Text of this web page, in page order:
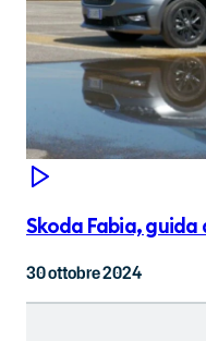
Skoda Fabia,
30 ottobre 2024